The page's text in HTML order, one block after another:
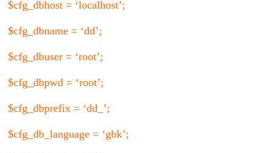
$cfg_dbhost = ‘localhost’;
$cfg_dbname = ‘dd’;
$cfg_dbuser = ‘root’;
$cfg_dbpwd = ‘root’;
$cfg_dbprefix = ‘dd_’;
$cfg_db_language = ‘gbk’;